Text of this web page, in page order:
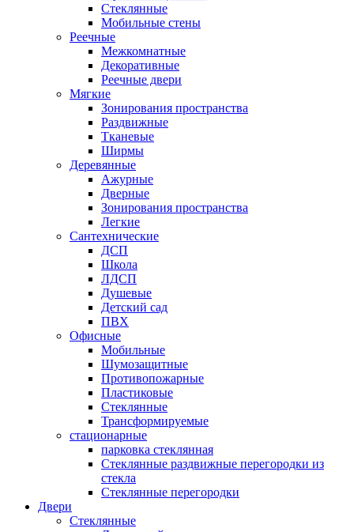
Стеклянные
Мобильные стены
Реечные
Межкомнатные
Декоративные
Реечные двери
Мягкие
Зонирования пространства
Раздвижные
Тканевые
Ширмы
Деревянные
Ажурные
Дверные
Зонирования пространства
Легкие
Сантехнические
ДСП
Школа
ЛДСП
Душевые
Детский сад
ПВХ
Офисные
Мобильные
Шумозащитные
Противопожарные
Пластиковые
Стеклянные
Трансформируемые
стационарные
парковка стеклянная
Стеклянные раздвижные перегородки из
стекла
Стеклянные перегородки
Двери
Стеклянные